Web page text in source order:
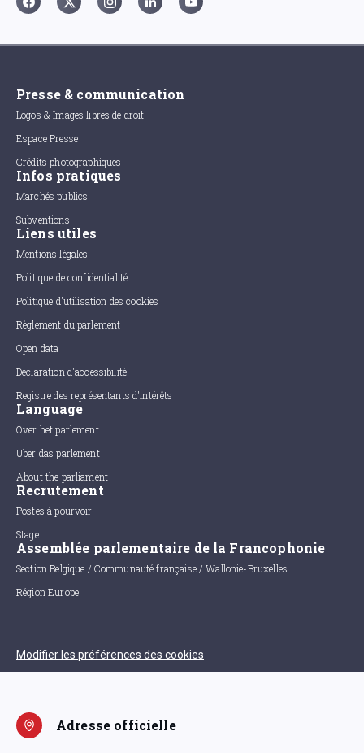
Presse & communication
Logos & Images libres de droit
Espace Presse
Crédits photographiques
Infos pratiques
Marchés publics
Subventions
Liens utiles
Mentions légales
Politique de confidentialité
Politique d'utilisation des cookies
Règlement du parlement
Open data
Déclaration d'accessibilité
Registre des représentants d'intérêts
Language
Over het parlement
Uber das parlement
About the parliament
Recrutement
Postes à pourvoir
Stage
Assemblée parlementaire de la Francophonie
Section Belgique / Communauté française / Wallonie-Bruxelles
Région Europe
Modifier les préférences des cookies
Adresse officielle